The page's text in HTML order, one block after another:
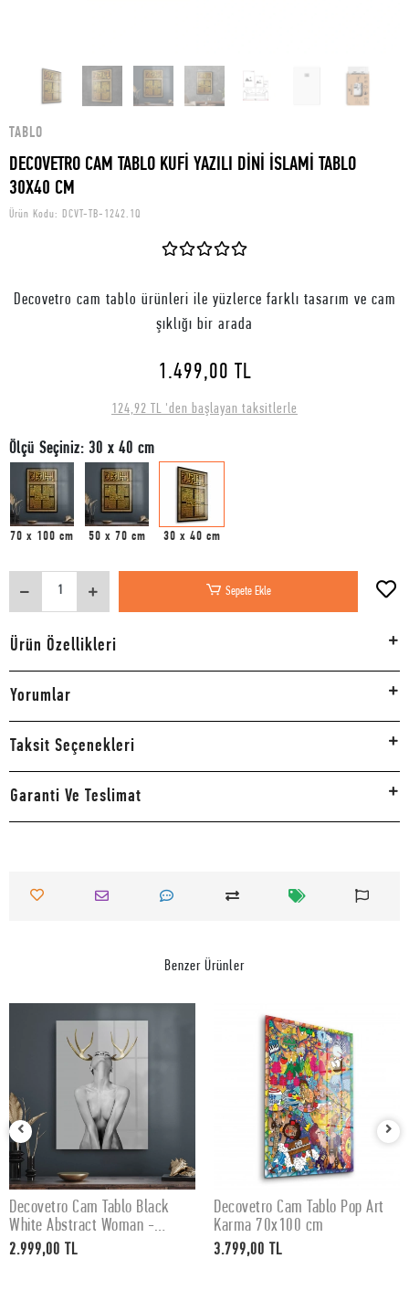
TABLO
DECOVETRO CAM TABLO KUFİ YAZILI DİNİ İSLAMİ TABLO
30X40 CM
Ürün Kodu: DCVT-TB-1242.1Q
Decovetro cam tablo ürünleri ile yüzlerce farklı tasarım ve cam
şıklığı bir arada
1.499,00 TL
124,92 TL 'den başlayan taksitlerle
Ölçü Seçiniz: 30 x 40 cm
70 x 100 cm 50 x 70 cm 30 x 40 cm
Sepete Ekle
Ürün Özellikleri
Yorumlar
Taksit Seçenekleri
Garanti Ve Teslimat
Benzer Ürünler
SEPETE EKLE
Decovetro Cam Tablo Black
White Abstract Woman -
50x70 cm
2.999,00 TL
SEPETE EKLE
Decovetro Cam Tablo Pop Art
Karma 70x100 cm
3.799,00 TL